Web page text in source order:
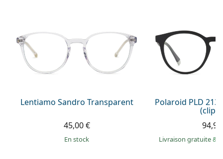
Lentiamo Sandro Transparent
45,00 €
en stock
Polaroid PLD
(clip-
Livraison gratuite&